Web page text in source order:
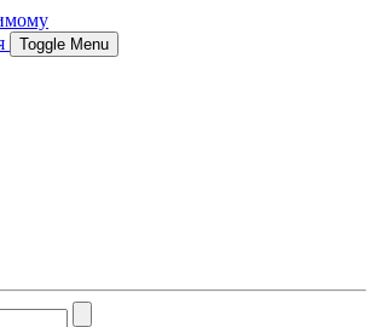
Toggle Menu